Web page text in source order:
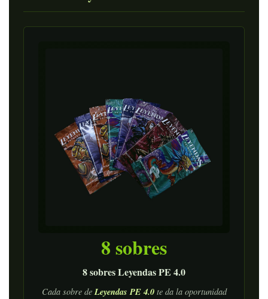
8 sobres
8 sobres Leyendas PE 4.0
Cada sobre deLeyendas PE 4.0te da la oportunidad